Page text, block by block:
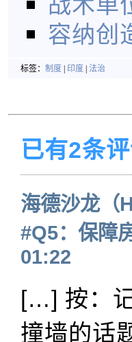
容纳创
标签： 制度 印度 法治
已有2条
海德沙龙（
#Q5：保障
01:22
[…] 按：
撞墙的话